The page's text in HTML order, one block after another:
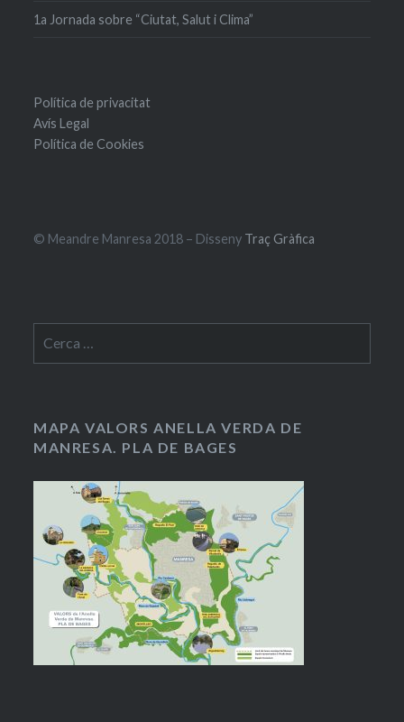
1a Jornada sobre “Ciutat, Salut i Clima”
Política de privacitat
Avís Legal
Política de Cookies
© Meandre Manresa 2018 – Disseny Traç Gràfica
MAPA VALORS ANELLA VERDA DE
MANRESA. PLA DE BAGES